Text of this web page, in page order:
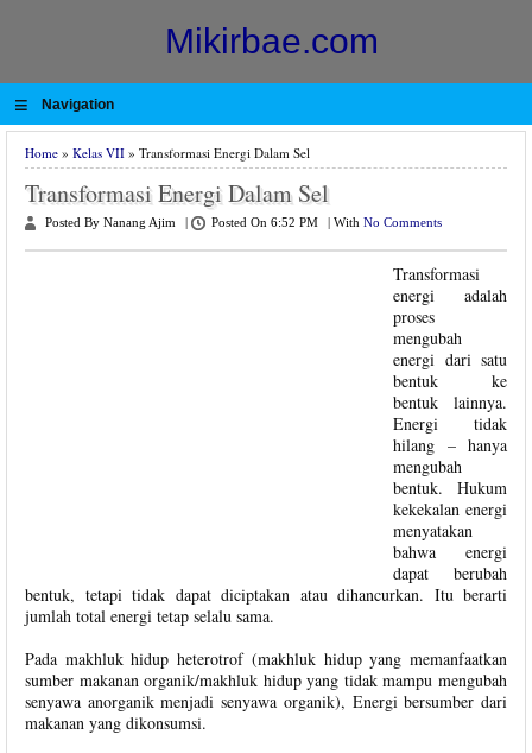
Mikirbae.com
≡ Navigation
Home » Kelas VII » Transformasi Energi Dalam Sel
Transformasi Energi Dalam Sel
Posted By Nanang Ajim Posted On 6:52 PM With No Comments
Transformasi
energi adalah
proses
mengubah
energi dari satu
bentuk ke
bentuk lainnya.
Energi tidak
hilang – hanya
mengubah
bentuk. Hukum
kekekalan energi
menyatakan
bahwa energi
dapat berubah
bentuk, tetapi tidak dapat diciptakan atau dihancurkan. Itu berarti
jumlah total energi tetap selalu sama.
Pada makhluk hidup heterotrof (makhluk hidup yang memanfaatkan
sumber makanan organik/makhluk hidup yang tidak mampu mengubah
senyawa anorganik menjadi senyawa organik), Energi bersumber dari
makanan yang dikonsumsi.